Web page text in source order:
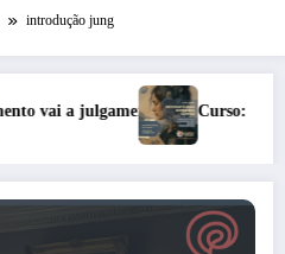
introdução jung
Curso: Psicopatologia Junguiana